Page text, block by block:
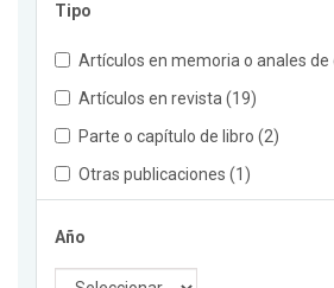
Tipo
Artículos en memoria o anales de
Artículos en revista (19)
Parte o capítulo de libro (2)
Otras publicaciones (1)
Año